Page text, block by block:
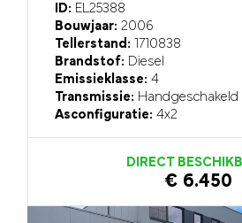
ID: EL25388
Bouwjaar: 2006
Tellerstand: 1710838
Brandstof: Diesel
Emissieklasse: 4
Transmissie: Handgeschakeld
Asconfiguratie: 4x2
DIRECT
€ 6.450